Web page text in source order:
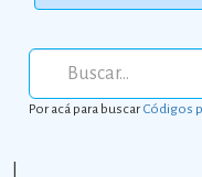
Por acá para buscarCódigos